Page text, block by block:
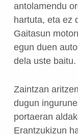
antolamendu
hartuta, eta ez
Gaitasun
egun duen
dela uste baitu.
Zaintzan
dugun
portaeran
Erantzukizun